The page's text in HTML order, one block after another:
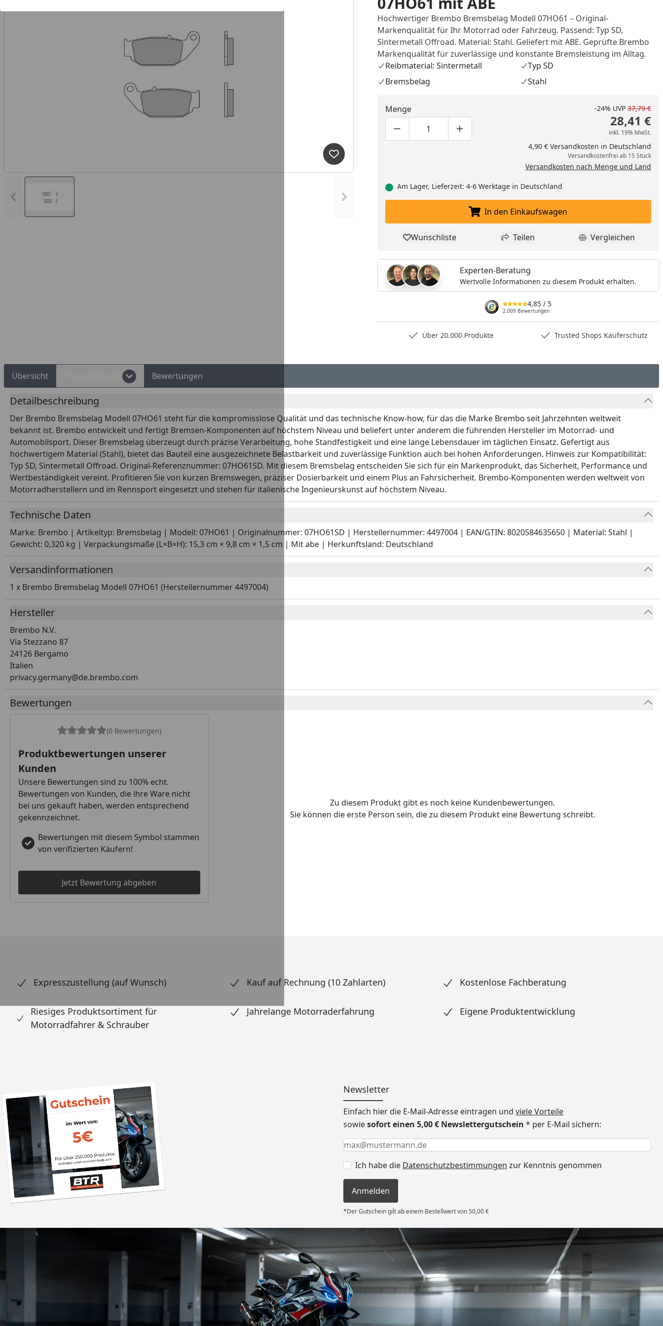
Vorheriges Bild anzeigen Nächstes Bild anzeigen
Produkt zur Wunschliste hinzufügen
Hochwertiger Brembo Bremsbelag Modell 07HO61 – Original-
Markenqualität für Ihr Motorrad oder Fahrzeug. Passend: Typ SD,
Sintermetall Offroad. Material: Stahl. Geliefert mit ABE. Geprüfte Brembo
Markenqualität für zuverlässige und konstante Bremsleistung im Alltag.
Reibmaterial: Sintermetall
Typ SD
Bremsbelag
Stahl
Menge
Produktmenge um eins verringern
Produktmenge manuell eingeben
Produktmenge um eins erhöhen
-24% UVP 37,79 €
28,41 €
inkl. 19% MwSt.
4,90 € Versandkosten in Deutschland
Versandkostenfrei ab 15 Stück
Versandkosten nach Menge und Land
Am Lager, Lieferzeit: 4-6 Werktage in Deutschland
In den Einkaufswagen legen
In den Einkaufswagen
Produkt zur Wunschliste hinzufügen
Wunschliste Teilen
Teilen Produkt
Vergleichen
Experten-Beratung
Wertvolle Informationen zu diesem Produkt erhalten.
4,85 / 5
2.009 Bewertungen
Über 20.000 Produkte Trusted Shops Käuferschutz
Übersicht Bewertungen
Detailbeschreibung
Der Brembo Bremsbelag Modell 07HO61 steht für die kompromisslose Qualität und das technische Know-how, für das die Marke Brembo seit Jahrzehnten weltweit
bekannt ist. Brembo entwickelt und fertigt Bremsen-Komponenten auf höchstem Niveau und beliefert unter anderem die führenden Hersteller im Motorrad- und
Automobilsport. Dieser Bremsbelag überzeugt durch präzise Verarbeitung, hohe Standfestigkeit und eine lange Lebensdauer im täglichen Einsatz. Gefertigt aus
hochwertigem Material (Stahl), bietet das Bauteil eine ausgezeichnete Belastbarkeit und zuverlässige Funktion auch bei hohen Anforderungen. Hinweis zur Kompatibilität:
Typ SD, Sintermetall Offroad. Original-Referenznummer: 07HO61SD. Mit diesem Bremsbelag entscheiden Sie sich für ein Markenprodukt, das Sicherheit, Performance und
Wertbeständigkeit vereint. Profitieren Sie von kurzen Bremswegen, präziser Dosierbarkeit und einem Plus an Fahrsicherheit. Brembo-Komponenten werden weltweit von
Motorradherstellern und im Rennsport eingesetzt und stehen für italienische Ingenieurskunst auf höchstem Niveau.
Technische Daten
Marke: Brembo | Artikeltyp: Bremsbelag | Modell: 07HO61 | Originalnummer: 07HO61SD | Herstellernummer: 4497004 | EAN/GTIN: 8020584635650 | Material: Stahl |
Gewicht: 0,320 kg | Verpackungsmaße (L×B×H): 15,3 cm × 9,8 cm × 1,5 cm | Mit abe | Herkunftsland: Deutschland
Versandinformationen
1 x Brembo Bremsbelag Modell 07HO61 (Herstellernummer 4497004)
Hersteller
Brembo N.V.
Via Stezzano 87
24126 Bergamo
Italien
privacy.germany@de.brembo.com
Bewertungen
(0 Bewertungen)
Produktbewertungen unserer
Kunden
Unsere Bewertungen sind zu 100% echt.
Bewertungen von Kunden, die ihre Ware nicht
bei uns gekauft haben, werden entsprechend
gekennzeichnet.
Bewertungen mit diesem Symbol stammen
von verifizierten Käufern!
Jetzt Bewertung abgeben
Zu diesem Produkt gibt es noch keine Kundenbewertungen.
Sie können die erste Person sein, die zu diesem Produkt eine Bewertung schreibt.
Expresszustellung (auf Wunsch) Kauf auf Rechnung (10 Zahlarten) Kostenlose Fachberatung
Riesiges Produktsortiment für
Motorradfahrer & Schrauber
Jahrelange Motorraderfahrung Eigene Produktentwicklung
Newsletter
Einfach hier die E-Mail-Adresse eintragen und viele Vorteile
sowiesofort einen 5,00 € Newslettergutschein * per E-Mail sichern:
Keine Eingabe erforderlich
Eingabe erforderlich
E-Mail *
Ich habe die Datenschutzbestimmungen zur Kenntnis genommen
Anmelden
*Der Gutschein gilt ab einem Bestellwert von 50,00 €
Bestellvorgang war unkompliziert
und der Versand ging flott – am
26.07. bestellt und am 31.07.
geliefert. Die Abdeckplane
Versand